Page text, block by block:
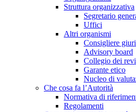
Struttura organizzativa
Segretario
Uffici
Altri organismi
Consigliere
Advisory board
Collegio dei
Garante etico
Nucleo di
Che cosa fa l’Autorità
Normativa di
Regolamenti